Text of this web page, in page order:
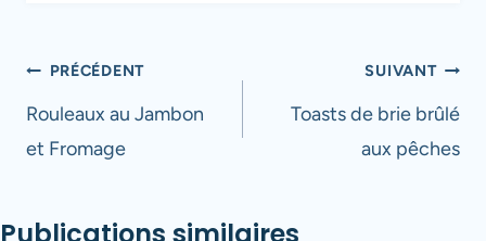
Navigation
de
l’article
PRÉCÉDENT
Rouleaux au Jambon
et Fromage
SUIVANT
Toasts de brie brûlé
aux pêches